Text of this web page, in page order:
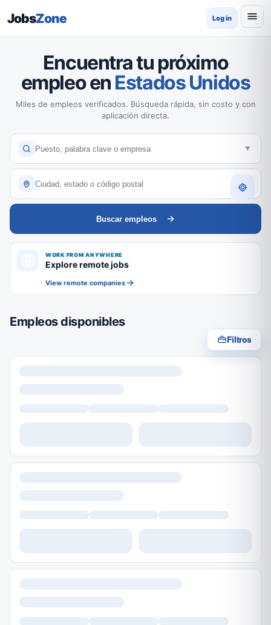
JobsZone Log in
Encuentra tu próximo
empleo en Estados Unidos
Miles de empleos verificados. Búsqueda rápida, sin costo y con
aplicación directa.
Buscar empleos
WORK FROM ANYWHERE
Explore remote jobs
View remote companies
Empleos disponibles
Filtros